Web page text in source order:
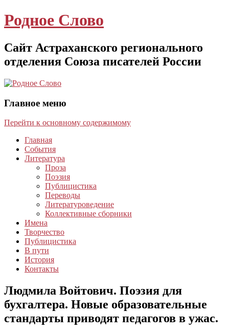
Родное Слово
Сайт Астраханского регионального
отделения Союза писателей России
Главное меню
Перейти к основному содержимому
Главная
События
Литература
Проза
Поэзия
Публицистика
Переводы
Литературоведение
Коллективные сборники
Имена
Творчество
Публицистика
В пути
История
Контакты
Людмила Войтович. Поэзия для
бухгалтера. Новые образовательные
стандарты приводят педагогов в ужас.